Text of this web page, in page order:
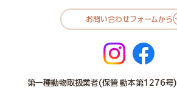
お問い合わせフォームから
第一種動物取扱業者(保管 動本第1276号)